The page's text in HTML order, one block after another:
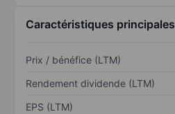
Caractéristiques principales
Prix / bénéfice (LTM)
Rendement dividende (LTM)
EPS (LTM)